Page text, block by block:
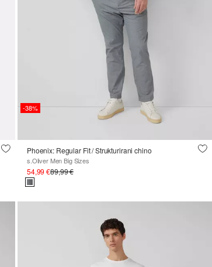
-38%
Phoenix: Regular Fit / Strukturirani chino
s.Oliver Men Big Sizes
54,99 €89,99 €